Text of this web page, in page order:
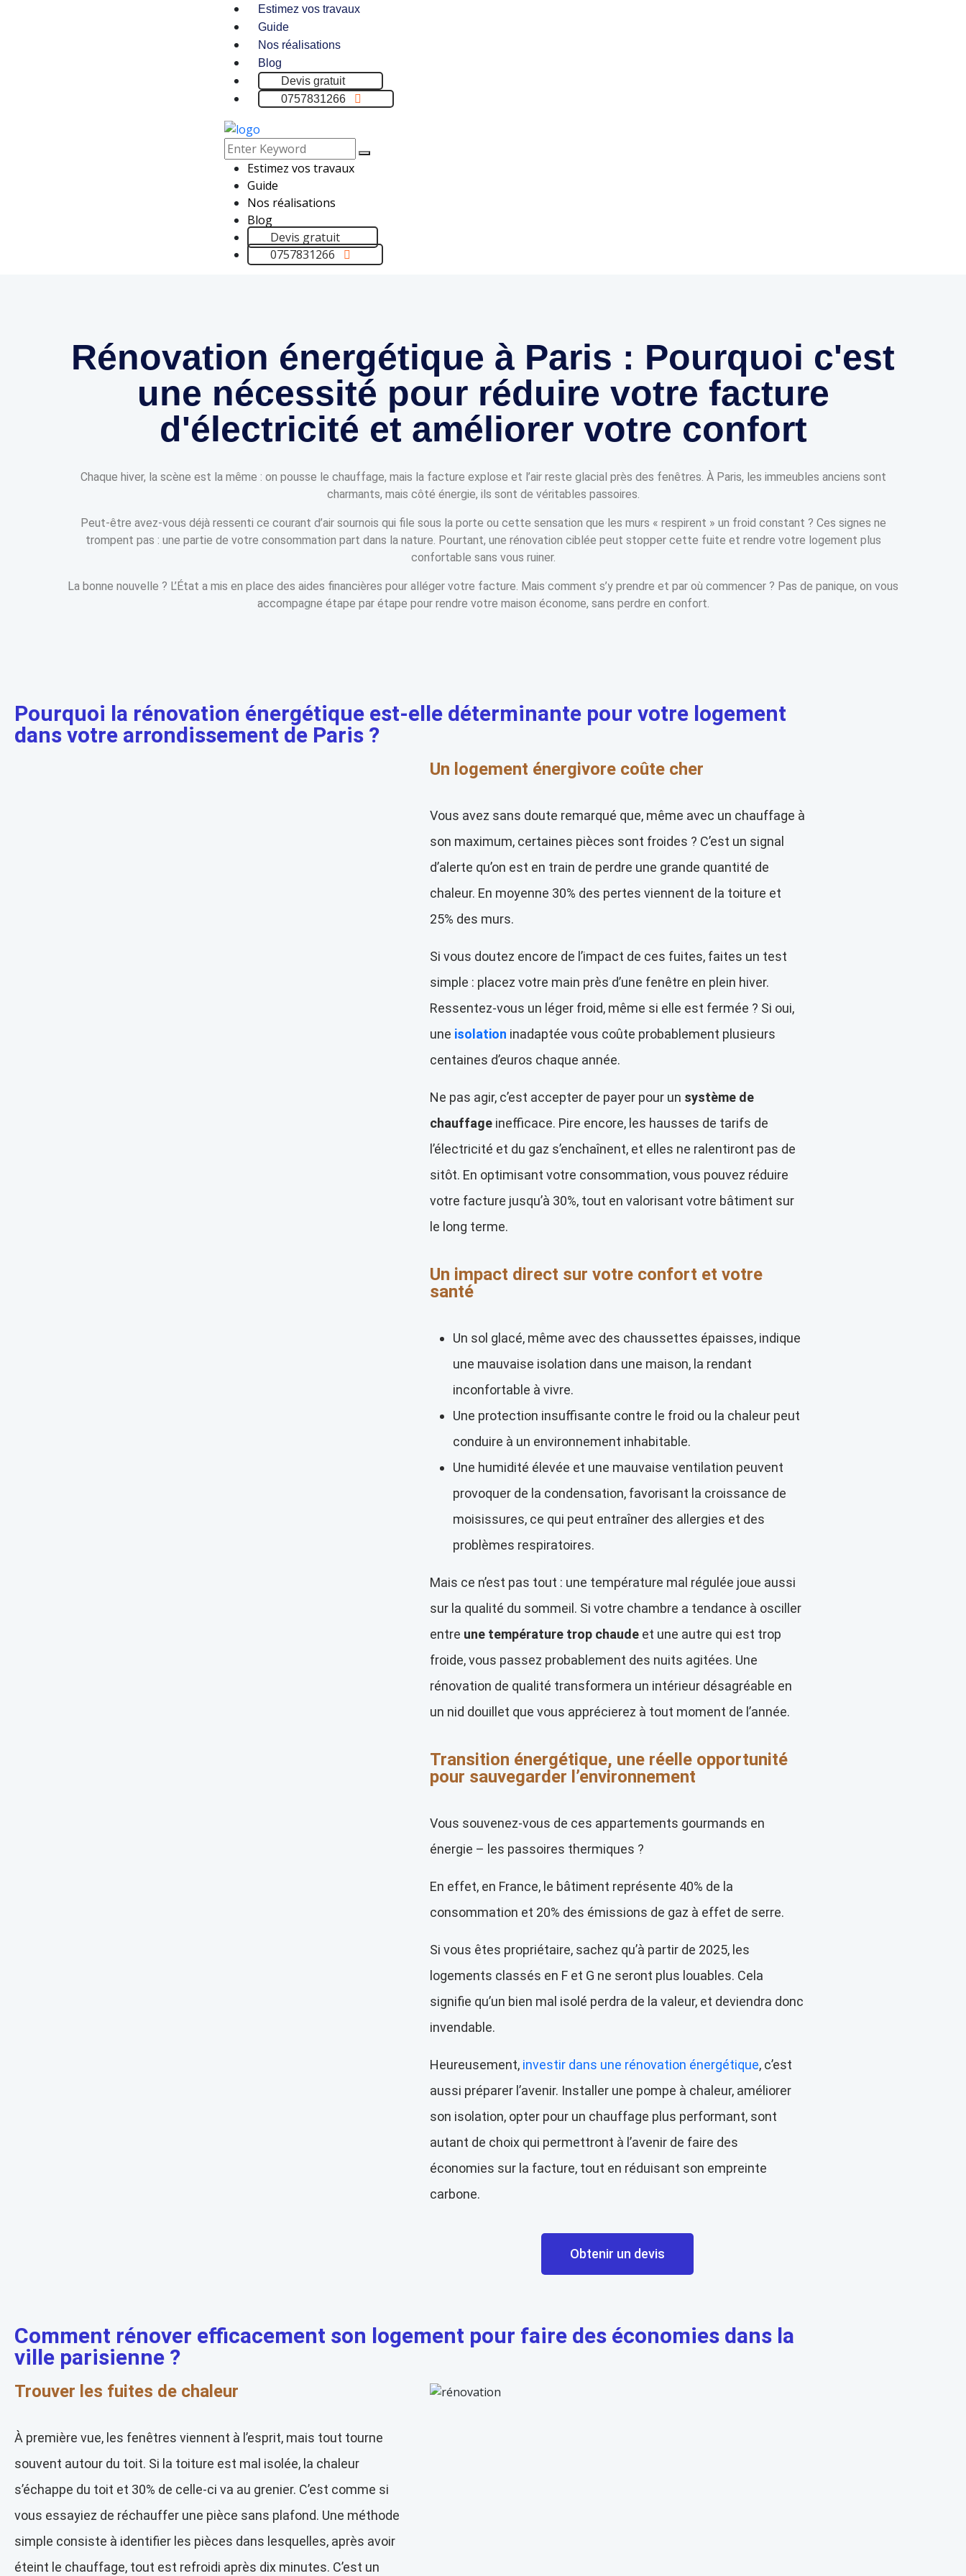
Estimez vos travaux
Guide
Nos réalisations
Blog
Devis gratuit
0757831266
Estimez vos travaux
Guide
Nos réalisations
Blog
Devis gratuit
0757831266
Rénovation énergétique à Paris : Pourquoi c'est
une nécessité pour réduire votre facture
d'électricité et améliorer votre confort
Chaque hiver, la scène est la même : on pousse le chauffage, mais la facture explose et l’air reste glacial près des fenêtres. À Paris, les immeubles anciens sont
charmants, mais côté énergie, ils sont de véritables passoires.
Peut-être avez-vous déjà ressenti ce courant d’air sournois qui file sous la porte ou cette sensation que les murs « respirent » un froid constant ? Ces signes ne
trompent pas : une partie de votre consommation part dans la nature. Pourtant, une rénovation ciblée peut stopper cette fuite et rendre votre logement plus
confortable sans vous ruiner.
La bonne nouvelle ? L’État a mis en place des aides financières pour alléger votre facture. Mais comment s’y prendre et par où commencer ? Pas de panique, on vous
accompagne étape par étape pour rendre votre maison économe, sans perdre en confort.
Pourquoi la rénovation énergétique est-elle déterminante pour votre logement
dans votre arrondissement de Paris ?
Un logement énergivore coûte cher
Vous avez sans doute remarqué que, même avec un chauffage à
son maximum, certaines pièces sont froides ? C’est un signal
d’alerte qu’on est en train de perdre une grande quantité de
chaleur. En moyenne 30% des pertes viennent de la toiture et
25% des murs.
Si vous doutez encore de l’impact de ces fuites, faites un test
simple : placez votre main près d’une fenêtre en plein hiver.
Ressentez-vous un léger froid, même si elle est fermée ? Si oui,
une isolation inadaptée vous coûte probablement plusieurs
centaines d’euros chaque année.
Ne pas agir, c’est accepter de payer pour un système de
chauffageinefficace. Pire encore, les hausses de tarifs de
l’électricité et du gaz s’enchaînent, et elles ne ralentiront pas de
sitôt. En optimisant votre consommation, vous pouvez réduire
votre facture jusqu’à 30%, tout en valorisant votre bâtiment sur
le long terme.
Un impact direct sur votre confort et votre
santé
Un sol glacé, même avec des chaussettes épaisses, indique
une mauvaise isolation dans une maison, la rendant
inconfortable à vivre.
Une protection insuffisante contre le froid ou la chaleur peut
conduire à un environnement inhabitable.
Une humidité élevée et une mauvaise ventilation peuvent
provoquer de la condensation, favorisant la croissance de
moisissures, ce qui peut entraîner des allergies et des
problèmes respiratoires.
Mais ce n’est pas tout : une température mal régulée joue aussi
sur la qualité du sommeil. Si votre chambre a tendance à osciller
entre une température trop chaudeet une autre qui est trop
froide, vous passez probablement des nuits agitées. Une
rénovation de qualité transformera un intérieur désagréable en
un nid douillet que vous apprécierez à tout moment de l’année.
Transition énergétique, une réelle opportunité
pour sauvegarder l’environnement
Vous souvenez-vous de ces appartements gourmands en
énergie – les passoires thermiques ?
En effet, en France, le bâtiment représente 40% de la
consommation et 20% des émissions de gaz à effet de serre.
Si vous êtes propriétaire, sachez qu’à partir de 2025, les
logements classés en F et G ne seront plus louables. Cela
signifie qu’un bien mal isolé perdra de la valeur, et deviendra donc
invendable.
Heureusement, investir dans une rénovation énergétique, c’est
aussi préparer l’avenir. Installer une pompe à chaleur, améliorer
son isolation, opter pour un chauffage plus performant, sont
autant de choix qui permettront à l’avenir de faire des
économies sur la facture, tout en réduisant son empreinte
carbone.
Obtenir un devis
Comment rénover efficacement son logement pour faire des économies dans la
ville parisienne ?
Trouver les fuites de chaleur
À première vue, les fenêtres viennent à l’esprit, mais tout tourne
souvent autour du toit. Si la toiture est mal isolée, la chaleur
s’échappe du toit et 30% de celle-ci va au grenier. C’est comme si
vous essayiez de réchauffer une pièce sans plafond. Une méthode
simple consiste à identifier les pièces dans lesquelles, après avoir
éteint le chauffage, tout est refroidi après dix minutes. C’est un